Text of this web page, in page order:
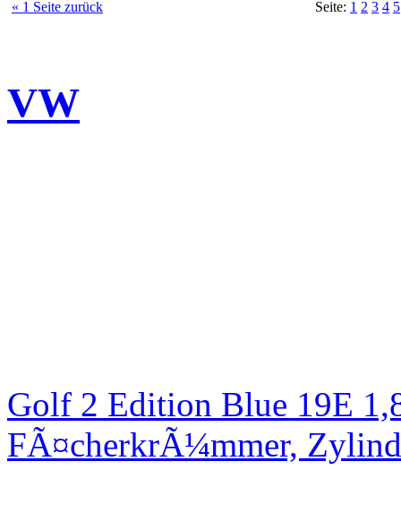
« 1 Seite zurück Seite: 1 2 3 4 5
VW
Golf 2 Edition Blue 19E
FÃ¤cherkrÃ¼mmer,